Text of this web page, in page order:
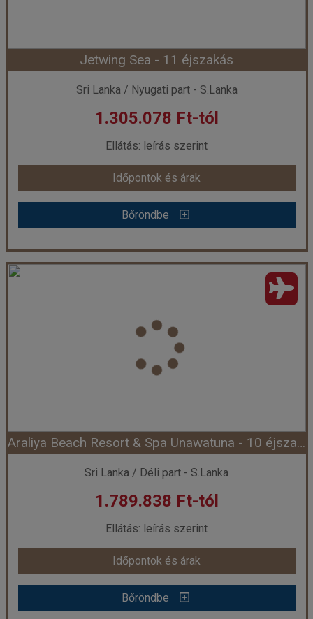
Időpont: 2026-08-13 | 6 éj
már 1.628.018 Ft-tól
Időpontok és árak
Bőröndbe
Jetwing Sea - 11 éjszakás
Sri Lanka / Nyugati part - S.Lanka
1.305.078 Ft-tól
Ellátás: leírás szerint
Időpontok és árak
Bőröndbe
Jetwing Sea - 11 éjszakás
Város: Negombo
Utazás módja:
Repülővel
leírás szerint
Szálláskategória:Hotel ****
DOUBLE DELUXE - Deluxe Double
Időpont: 2026-08-13 | 11 éj
már 1.305.078 Ft-tól
Időpontok és árak
Bőröndbe
Araliya Beach Resort & Spa Unawatuna - 10 éjszakás
Sri Lanka / Déli part - S.Lanka
1.789.838 Ft-tól
Ellátás: leírás szerint
Időpontok és árak
Bőröndbe